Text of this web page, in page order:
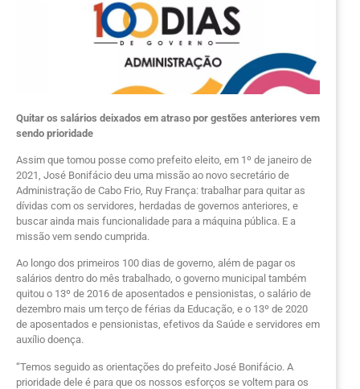
Quitar os salários deixados em atraso por gestões anteriores vem
sendo prioridade
Assim que tomou posse como prefeito eleito, em 1º de janeiro de
2021, José Bonifácio deu uma missão ao novo secretário de
Administração de Cabo Frio, Ruy França: trabalhar para quitar as
dívidas com os servidores, herdadas de governos anteriores, e
buscar ainda mais funcionalidade para a máquina pública. E a
missão vem sendo cumprida.
Ao longo dos primeiros 100 dias de governo, além de pagar os
salários dentro do mês trabalhado, o governo municipal também
quitou o 13º de 2016 de aposentados e pensionistas, o salário de
dezembro mais um terço de férias da Educação, e o 13º de 2020
de aposentados e pensionistas, efetivos da Saúde e servidores em
auxílio doença.
“Temos seguido as orientações do prefeito José Bonifácio. A
prioridade dele é para que os nossos esforços se voltem para os